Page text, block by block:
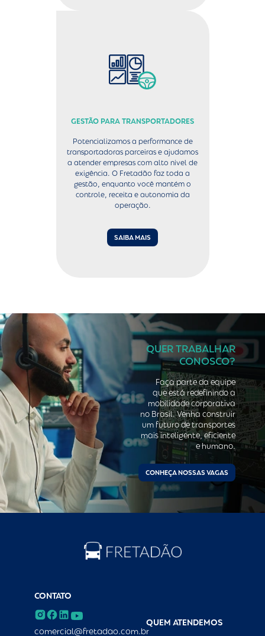
GESTÃO PARA TRANSPORTADORES
Potencializamos a performance de
transportadoras parceiras e ajudamos
a atender empresas com alto nível de
exigência. O Fretadão faz toda a
gestão, enquanto você mantém o
controle, receita e autonomia da
operação.
SAIBA MAIS
QUER TRABALHAR
CONOSCO?
Faça parte da equipe
que está redefinindo a
mobilidade corporativa
no Brasil. Venha construir
um futuro de transportes
mais inteligente, eficiente
e humano.
CONHEÇA NOSSAS VAGAS
CONTATO
comercial@fretadao.com.br
QUEM ATENDEMOS